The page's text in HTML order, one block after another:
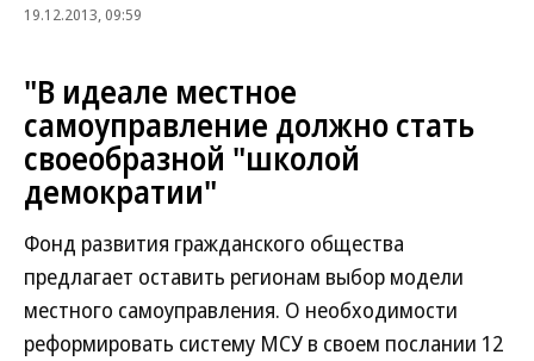
19.12.2013, 09:59
"В идеале местное
самоуправление должно стать
своеобразной "школой
демократии"
Фонд развития гражданского общества
предлагает оставить регионам выбор модели
местного самоуправления. О необходимости
реформировать систему МСУ в своем послании 12